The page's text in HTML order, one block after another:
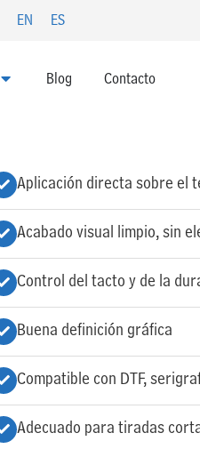
EN ES
ABRIR SOLUCIONES
Blog Contacto
Aplicación directa sobre el
Acabado visual limpio, sin
Control del tacto y de la
Buena definición gráfica
Compatible con DTF,
Adecuado para tiradas